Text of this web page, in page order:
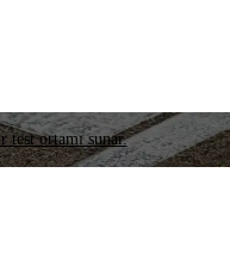
test ortamı sunar.